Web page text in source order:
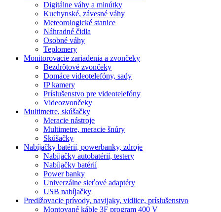
Digitálne váhy a minútky
Kuchynské, závesné váhy
Meteorologické stanice
Náhradné čidla
Osobné váhy
Teplomery
Monitorovacie zariadenia a zvončeky
Bezdrôtové zvončeky
Domáce videotelefóny, sady
IP kamery
Príslušenstvo pre videotelefóny
Videozvončeky
Multimetre, skúšačky
Meracie nástroje
Multimetre, meracie šnúry
Skúšačky
Nabíjačky batérií, powerbanky, zdroje
Nabíjačky autobatérií, testery
Nabíjačky batérií
Power banky
Univerzálne sieťové adaptéry
USB nabíjačky
Predlžovacie prívody, navijaky, vidlice, príslušenstvo
Montované káble 3F program 400 V